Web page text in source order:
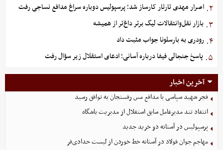
۲. اصرار مهدی تارتار کارساز شد؛ پرسپولیس دوباره سراغ مدافع نساجی رفت
۳. بازار نقل‌وانتقالات لیگ برتر داغ‌تر از همیشه
۴. رودری به بارسلونا جواب مثبت داد
۵. پاسخ جنجالی فیفا درباره آسانی؛ ادعای استقلال زیر سؤال رفت
آخرین اخبار
فجر شهید سپاسی با مدافع مس رفسنجان به توافق رسید
انتقاد تند مدیرعامل سابق استقلال از مدیریت باشگاه
پرسپولیس در آستانه دو خرید جدید
مهاجم جوان فولاد در آستانه خط خوردن از لیست حدادی‌فر